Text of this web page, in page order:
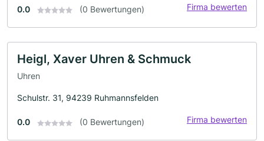
0.0 (0 Bewertungen) Firma bewerten
Heigl, Xaver Uhren & Schmuck
Uhren
Schulstr. 31, 94239 Ruhmannsfelden
0.0 (0 Bewertungen) Firma bewerten